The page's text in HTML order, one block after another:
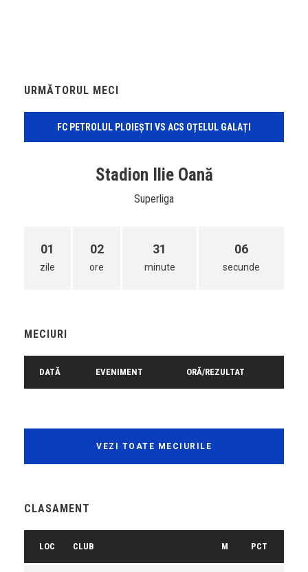
URMĂTORUL MECI
FC PETROLUL PLOIEȘTI VS ACS OȚELUL GALAȚI
Stadion Ilie Oană
Superliga
01
zile
02
ore
31
minute
06
secunde
MECIURI
DATĂ EVENIMENT ORĂ/REZULTAT
VEZI TOATE MECIURILE
CLASAMENT
LOC CLUB M PCT